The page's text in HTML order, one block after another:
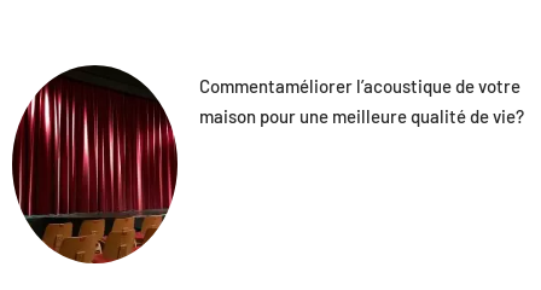
Commentaméliorer l’acoustique de votre
maison pour une meilleure qualité de vie?